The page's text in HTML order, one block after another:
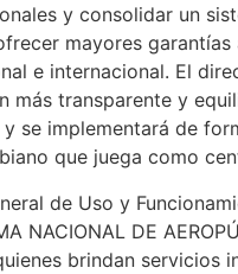
y consolidar un
mayores
e internacional. El
más transparente y
se implementará de
que juega como
de Uso y
NACIONAL DE
brindan servicios